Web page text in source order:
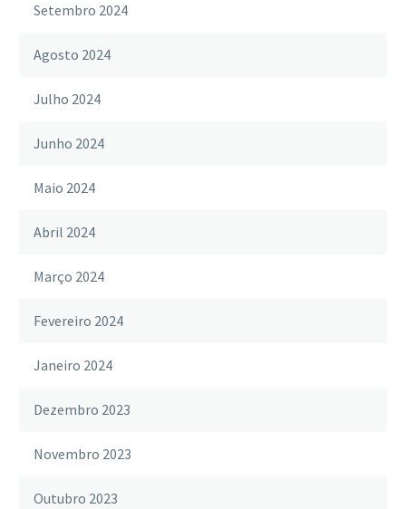
Setembro 2024
Agosto 2024
Julho 2024
Junho 2024
Maio 2024
Abril 2024
Março 2024
Fevereiro 2024
Janeiro 2024
Dezembro 2023
Novembro 2023
Outubro 2023